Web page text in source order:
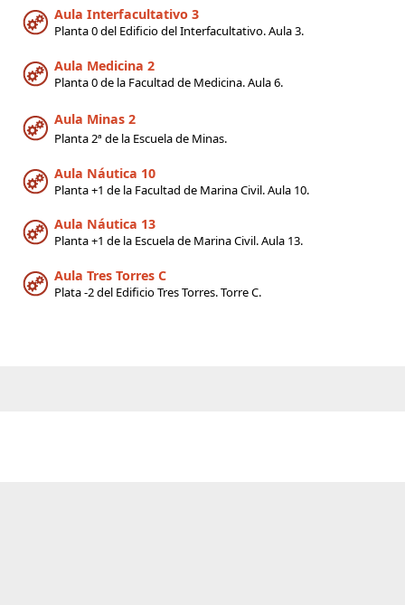
Aula Interfacultativo 3
Planta 0 del Edificio del Interfacultativo. Aula 3.
Aula Medicina 2
Planta 0 de la Facultad de Medicina. Aula 6.
Aula Minas 2
Planta 2ª dela Escuela de Minas.
Aula Náutica 10
Planta +1 de la Facultad de Marina Civil.Aula 10.
Aula Náutica 13
Planta +1 de la Escuela de Marina Civil. Aula 13.
Aula Tres Torres C
Plata -2 del Edificio Tres Torres. Torre C.